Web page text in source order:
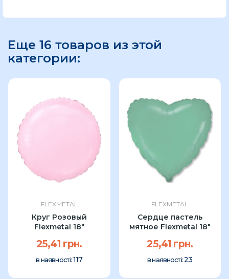
Еще 16 товаров из этой
категории:
FLEXMETAL
Круг Розовый
Flexmetal 18"
25,41 грн.
в наявності: 117
FLEXMETAL
Сердце пастель
мятное Flexmetal 18″
25,41 грн.
в наявності:23